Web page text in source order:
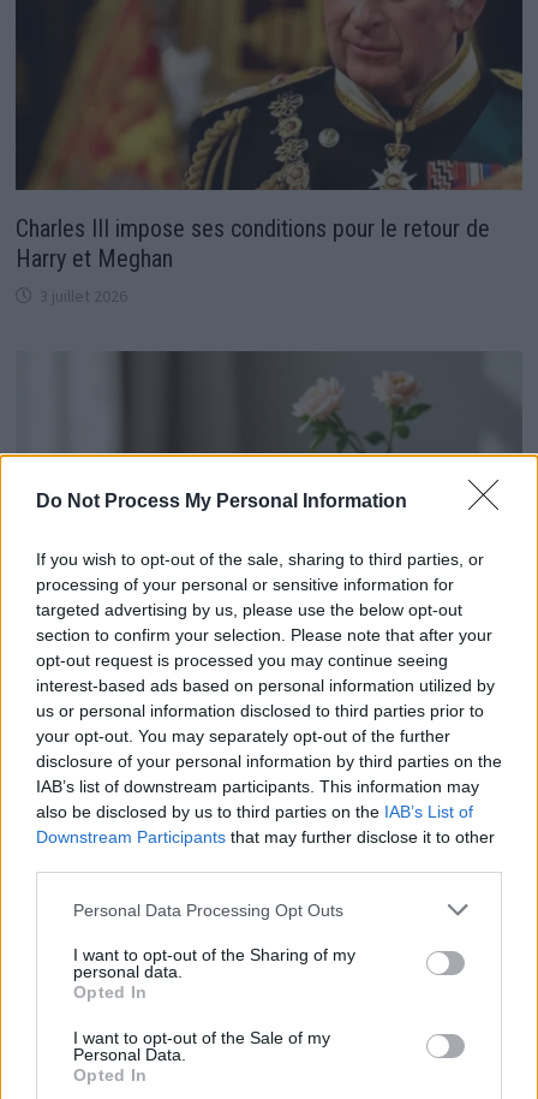
Do Not Process My Personal Information
If you wish to opt-out of the sale, sharing to third parties, or
processing of your personal or sensitive information for
targeted advertising by us, please use the below opt-out
section to confirm your selection. Please note that after your
opt-out request is processed you may continue seeing
interest-based ads based on personal information utilized by
us or personal information disclosed to third parties prior to
your opt-out. You may separately opt-out of the further
disclosure of your personal information by third parties on the
IAB’s list of downstream participants. This information may
also be disclosed by us to third parties on the IAB’s List of
Downstream Participants that may further disclose it to other
Personal Data Processing Opt Outs
I want to opt-out of the Sharing of my
personal data.
Opted In
I want to opt-out of the Sale of my
Personal Data.
Opted In
Charles III impose ses conditions pour le retour de
Harry et Meghan
3 juillet 2026
Emmanuel-Philibert de Savoie se confie après sa
séparation avec Clotilde Courau
6 novembre 2025